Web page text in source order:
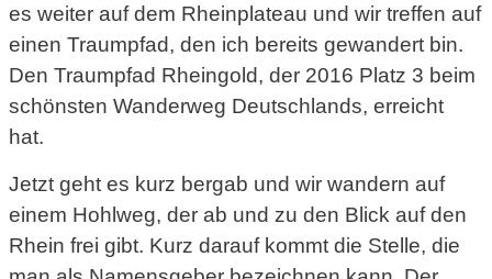
es weiter auf dem Rheinplateau und wir treffen auf
einen Traumpfad, den ich bereits gewandert bin.
Den Traumpfad Rheingold, der 2016 Platz 3 beim
schönsten Wanderweg Deutschlands, erreicht
hat.
Jetzt geht es kurz bergab und wir wandern auf
einem Hohlweg, der ab und zu den Blick auf den
Rhein frei gibt. Kurz darauf kommt die Stelle, die